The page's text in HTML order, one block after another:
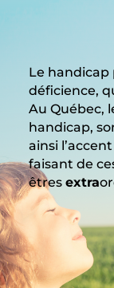
Le
déficience,
Au Québec,
handicap,
ainsi
faisant de
êtres extra